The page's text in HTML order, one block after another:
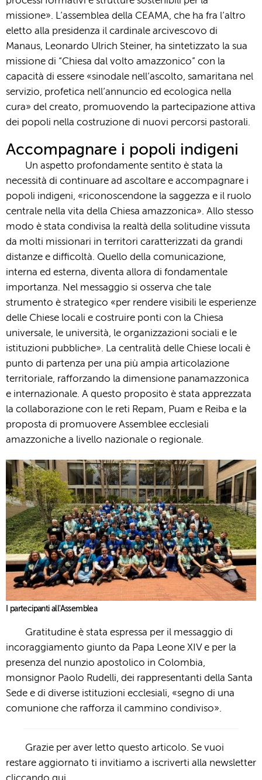
missione». L’assemblea della CEAMA, che ha fra l’altro
eletto alla presidenza il cardinale arcivescovo di
Manaus, Leonardo Ulrich Steiner, ha sintetizzato la sua
missione di “Chiesa dal volto amazzonico” con la
capacità di essere «sinodale nell’ascolto, samaritana nel
servizio, profetica nell’annuncio ed ecologica nella
cura» del creato, promuovendo la partecipazione attiva
dei popoli nella costruzione di nuovi percorsi pastorali.
Accompagnare i popoli indigeni
Un aspetto profondamente sentito è stata la
necessità di continuare ad ascoltare e accompagnare i
popoli indigeni, «riconoscendone la saggezza e il ruolo
centrale nella vita della Chiesa amazzonica». Allo stesso
modo è stata condivisa la realtà della solitudine vissuta
da molti missionari in territori caratterizzati da grandi
distanze e difficoltà. Quello della comunicazione,
interna ed esterna, diventa allora di fondamentale
importanza. Nel messaggio si osserva che tale
strumento è strategico «per rendere visibili le esperienze
delle Chiese locali e costruire ponti con la Chiesa
universale, le università, le organizzazioni sociali e le
istituzioni pubbliche». La centralità delle Chiese locali è
punto di partenza per una più ampia articolazione
territoriale, rafforzando la dimensione panamazzonica
e internazionale. A questo proposito è stata apprezzata
la collaborazione con le reti Repam, Puam e Reiba e la
proposta di promuovere Assemblee ecclesiali
amazzoniche a livello nazionale o regionale.
I partecipanti all'Assemblea
Gratitudine è stata espressa per il messaggio di
incoraggiamento giunto da Papa Leone XIV e per la
presenza del nunzio apostolico in Colombia,
monsignor Paolo Rudelli, dei rappresentanti della Santa
Sede e di diverse istituzioni ecclesiali, «segno di una
comunione che rafforza il cammino condiviso».
Grazie per aver letto questo articolo. Se vuoi
restare aggiornato ti invitiamo a iscriverti alla newsletter